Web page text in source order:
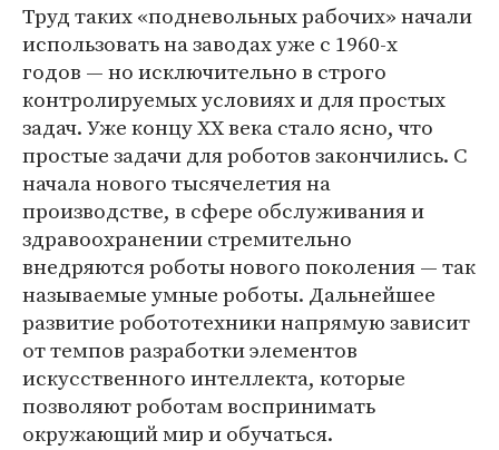
Труд таких «подневольных рабочих» начали
использовать на заводах уже с 1960-х
годов — но исключительно в строго
контролируемых условиях и для простых
задач. Уже концу XX века стало ясно, что
простые задачи для роботов закончились. С
начала нового тысячелетия на
производстве, в сфере обслуживания и
здравоохранении стремительно
внедряются роботы нового поколения — так
называемые умные роботы. Дальнейшее
развитие робототехники напрямую зависит
от темпов разработки элементов
искусственного интеллекта, которые
позволяют роботам воспринимать
окружающий мир и обучаться.